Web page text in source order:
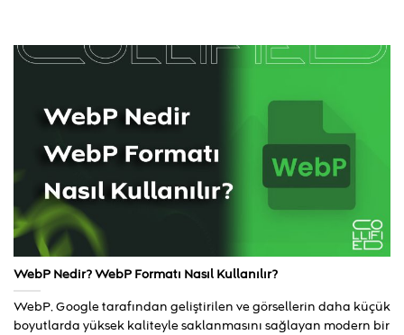
WebP Nedir? WebP Formatı Nasıl Kullanılır?
WebP, Google tarafından geliştirilen ve görsellerin daha küçük
boyutlarda yüksek kaliteyle saklanmasını sağlayan modern bir